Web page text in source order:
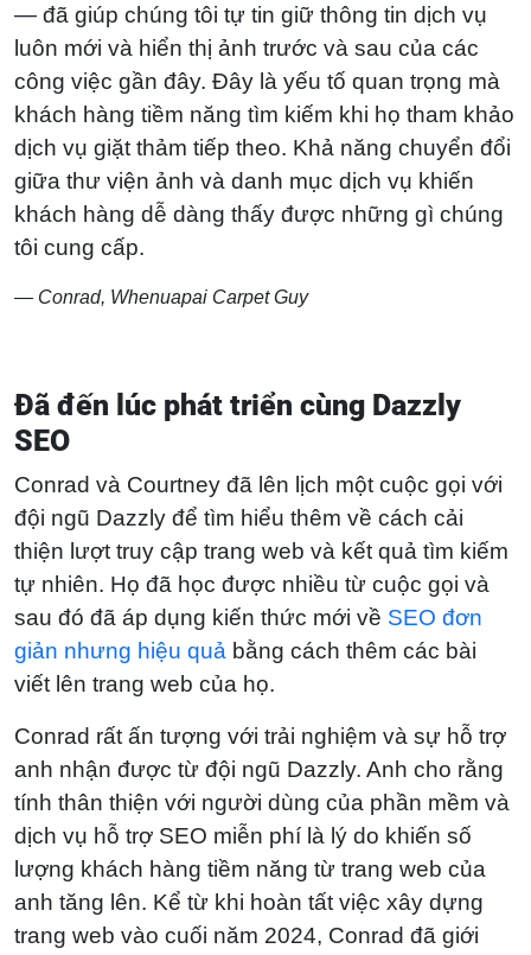
— đã giúp chúng tôi tự tin giữ thông tin dịch vụ
luôn mới và hiển thị ảnh trước và sau của các
công việc gần đây. Đây là yếu tố quan trọng mà
khách hàng tiềm năng tìm kiếm khi họ tham khảo
dịch vụ giặt thảm tiếp theo. Khả năng chuyển đổi
giữa thư viện ảnh và danh mục dịch vụ khiến
khách hàng dễ dàng thấy được những gì chúng
tôi cung cấp.
— Conrad, Whenuapai Carpet Guy
Đã đến lúc phát triển cùng Dazzly
SEO
Conrad và Courtney đã lên lịch một cuộc gọi với
đội ngũ Dazzly để tìm hiểu thêm về cách cải
thiện lượt truy cập trang web và kết quả tìm kiếm
tự nhiên. Họ đã học được nhiều từ cuộc gọi và
sau đó đã áp dụng kiến thức mới về SEO đơn
giản nhưng hiệu quả bằng cách thêm các bài
viết lên trang web của họ.
Conrad rất ấn tượng với trải nghiệm và sự hỗ trợ
anh nhận được từ đội ngũ Dazzly. Anh cho rằng
tính thân thiện với người dùng của phần mềm và
dịch vụ hỗ trợ SEO miễn phí là lý do khiến số
lượng khách hàng tiềm năng từ trang web của
anh tăng lên. Kể từ khi hoàn tất việc xây dựng
trang web vào cuối năm 2024, Conrad đã giới